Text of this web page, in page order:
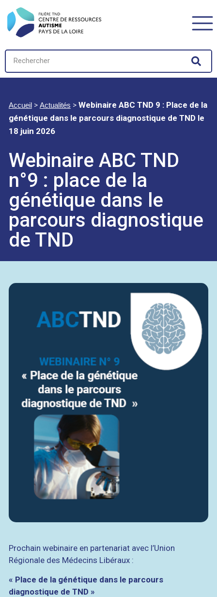
Accueil> Actualités> Webinaire ABC TND 9 : Place de la
génétique dans le parcours diagnostique de TND le
18 juin 2026
Webinaire ABC TND
n°9 : place de la
génétique dans le
parcours diagnostique
de TND
Prochain webinaire en partenariat avec l’Union
Régionale des Médecins Libéraux :
« Place de la génétique dans le parcours
diagnostique de TND »